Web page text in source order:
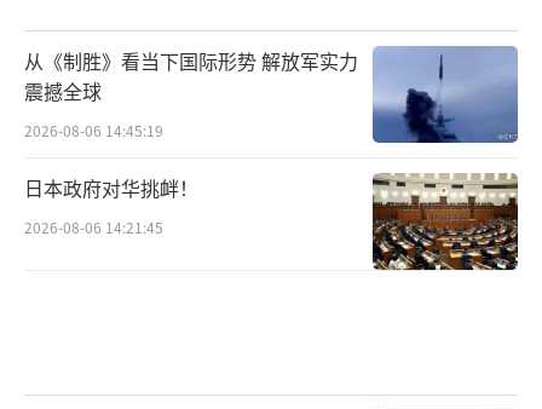
从《制胜》看当下国际形势 解放军实力
震撼全球
2026-08-06 14:45:19
日本政府对华挑衅！
2026-08-06 14:21:45